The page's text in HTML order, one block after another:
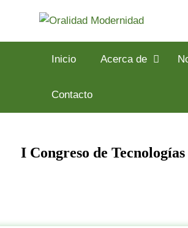
Inicio Acerca de
Contacto
I Congreso de